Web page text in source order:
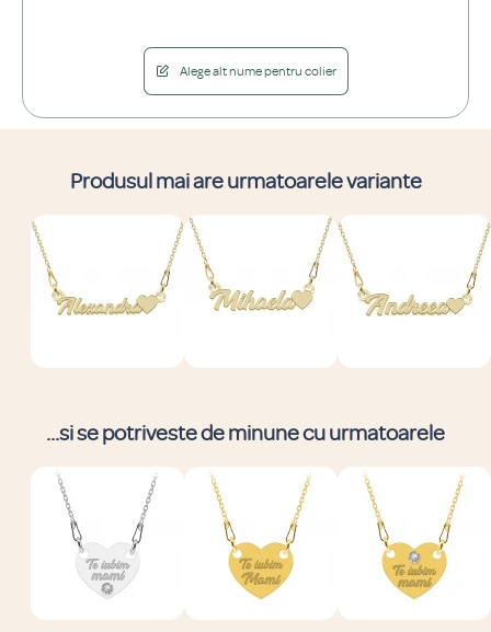
Alege alt nume pentru colier
Produsul mai are urmatoarele variante
...si se potriveste de minune cu urmatoarele